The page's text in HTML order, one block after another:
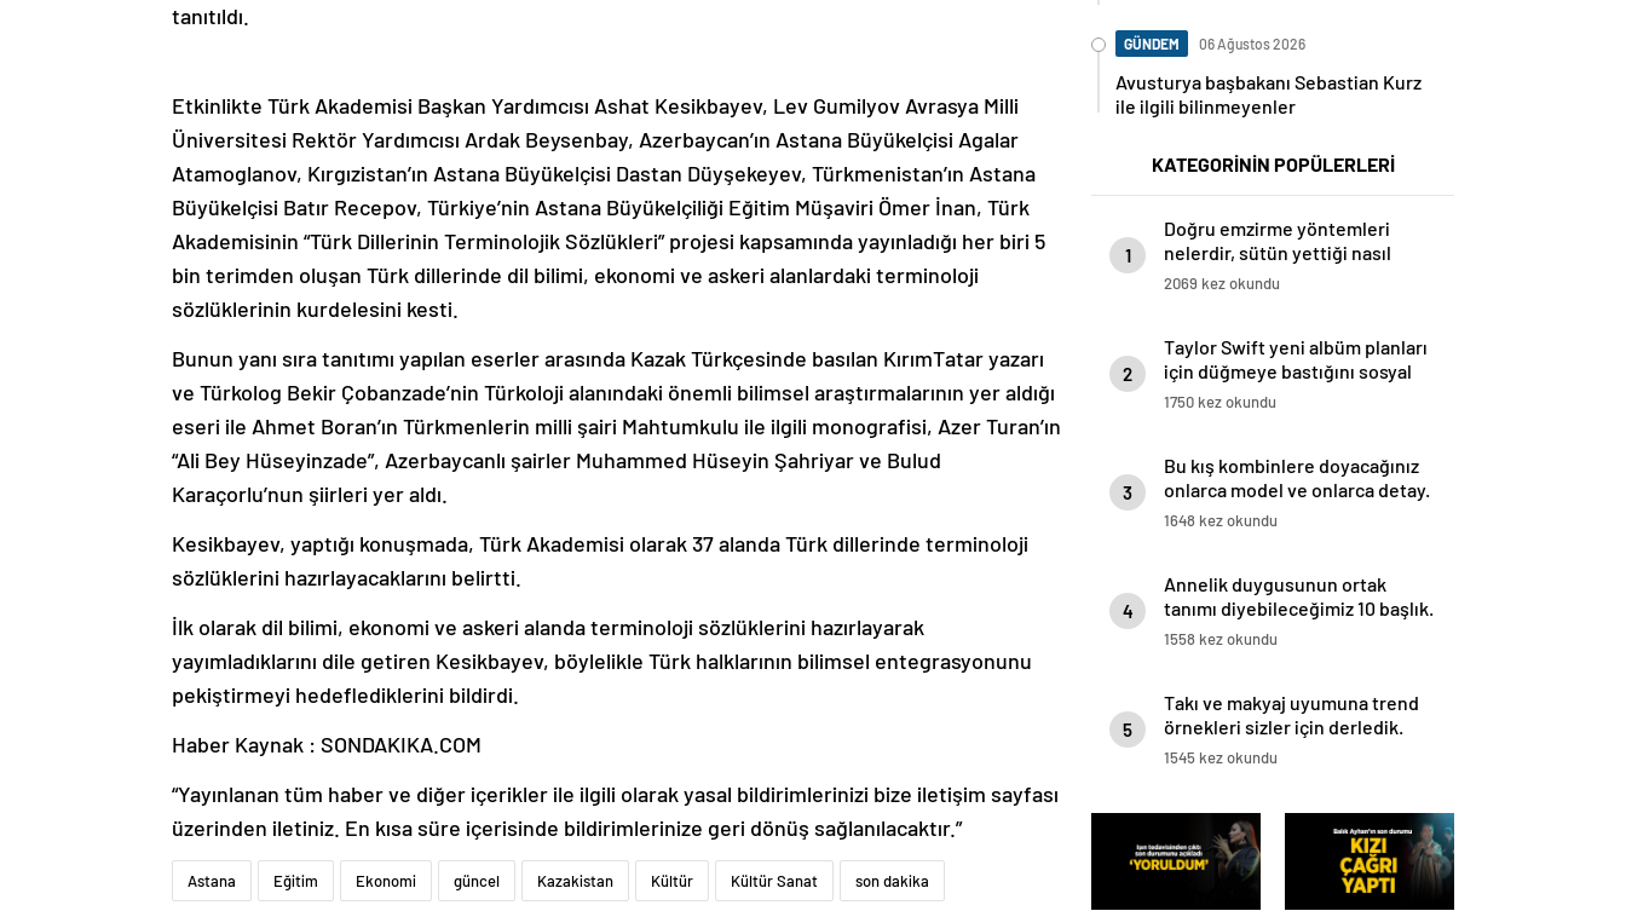
tanıtıldı.
Etkinlikte Türk Akademisi Başkan Yardımcısı Ashat Kesikbayev, Lev Gumilyov Avrasya Milli
Üniversitesi Rektör Yardımcısı Ardak Beysenbay, Azerbaycan’ın Astana Büyükelçisi Agalar
Atamoglanov, Kırgızistan’ın Astana Büyükelçisi Dastan Düyşekeyev, Türkmenistan’ın Astana
Büyükelçisi Batır Recepov, Türkiye’nin Astana Büyükelçiliği Eğitim Müşaviri Ömer İnan, Türk
Akademisinin “Türk Dillerinin Terminolojik Sözlükleri” projesi kapsamında yayınladığı her biri 5
bin terimden oluşan Türk dillerinde dil bilimi, ekonomi ve askeri alanlardaki terminoloji
sözlüklerinin kurdelesini kesti.
Bunun yanı sıra tanıtımı yapılan eserler arasında Kazak Türkçesinde basılan KırımTatar yazarı
ve Türkolog Bekir Çobanzade’nin Türkoloji alanındaki önemli bilimsel araştırmalarının yer aldığı
eseri ile Ahmet Boran’ın Türkmenlerin milli şairi Mahtumkulu ile ilgili monografisi, Azer Turan’ın
“Ali Bey Hüseyinzade”, Azerbaycanlı şairler Muhammed Hüseyin Şahriyar ve Bulud
Karaçorlu’nun şiirleri yer aldı.
Kesikbayev, yaptığı konuşmada, Türk Akademisi olarak 37 alanda Türk dillerinde terminoloji
sözlüklerini hazırlayacaklarını belirtti.
İlk olarak dil bilimi, ekonomi ve askeri alanda terminoloji sözlüklerini hazırlayarak
yayımladıklarını dile getiren Kesikbayev, böylelikle Türk halklarının bilimsel entegrasyonunu
pekiştirmeyi hedeflediklerini bildirdi.
Haber Kaynak : SONDAKIKA.COM
“Yayınlanan tüm haber ve diğer içerikler ile ilgili olarak yasal bildirimlerinizi bize iletişim sayfası
üzerinden iletiniz. En kısa süre içerisinde bildirimlerinize geri dönüş sağlanılacaktır.”
Astana Eğitim Ekonomi güncel Kazakistan Kültür Kültür Sanat son dakika
GÜNDEM 06 Ağustos 2026
Avusturya başbakanı Sebastian Kurz
ile ilgili bilinmeyenler
KATEGORİNİN POPÜLERLERİ
1
Doğru emzirme yöntemleri
nelerdir, sütün yettiği nasıl
anlaşılır?
2069 kez okundu
2
Taylor Swift yeni albüm planları
için düğmeye bastığını sosyal
medyadan duyurdu!
1750 kez okundu
3
Bu kış kombinlere doyacağınız
onlarca model ve onlarca detay.
1648 kez okundu
4
Annelik duygusunun ortak
tanımı diyebileceğimiz 10 başlık.
1558 kez okundu
5
Takı ve makyaj uyumuna trend
örnekleri sizler için derledik.
1545 kez okundu